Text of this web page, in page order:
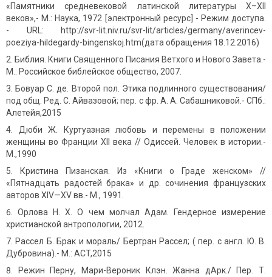
«Памятники средневековой латинской литературы X–XII
веков»,- М.: Наука, 1972 [электронный ресурс] - Режим доступа.
- URL: http://svr-lit.niv.ru/svr-lit/articles/germany/averincev-
poeziya-hildegardy-bingenskoj.htm(дата обращения 18.12.2016)
Библия. Книги Священного Писания Ветхого и Нового Завета.-
М.: Российское библейское общество, 2007.
Бовуар С. де. Второй пол. Этика подлинного существования/
под общ. Ред. С. Айвазовой; пер. с фр. А. А. Сабашниковой.- СПб.:
Алетейя,2015
Дюби Ж. Куртуазная любовь и перемены в положении
женщины во Франции XII века // Одиссей. Человек в истории.-
М.,1990
Кристина Пизанская. Из «Книги о Граде женском» //
«Пятнадцать радостей брака» и др. сочинения французских
авторов XIV—XV вв.- М., 1991.
Орлова Н. Х. О чем молчал Адам. Гендерное измерение
христианской антропологии, 2012.
Рассел Б. Брак и мораль/ Бертран Рассел; ( пер. с англ. Ю. В.
Дубровина).- М.: АCT,2015
Режин Перну, Мари-Вероник Клэн. Жанна дАрк./ Пер. Т.